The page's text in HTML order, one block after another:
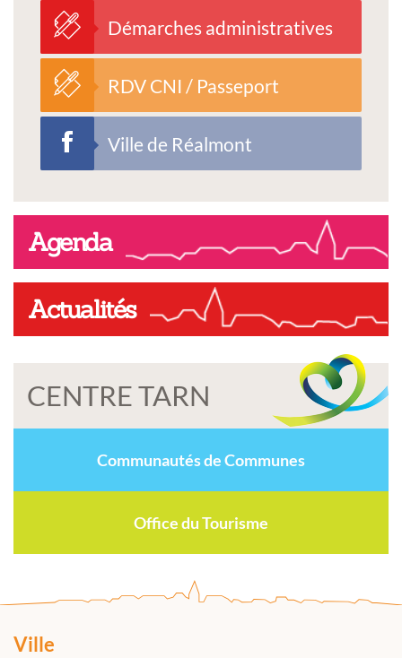
Démarches administratives
RDV CNI / Passeport
Ville de Réalmont
Agenda
Actualités
CENTRE TARN
Communautés de Communes
Office du Tourisme
Ville